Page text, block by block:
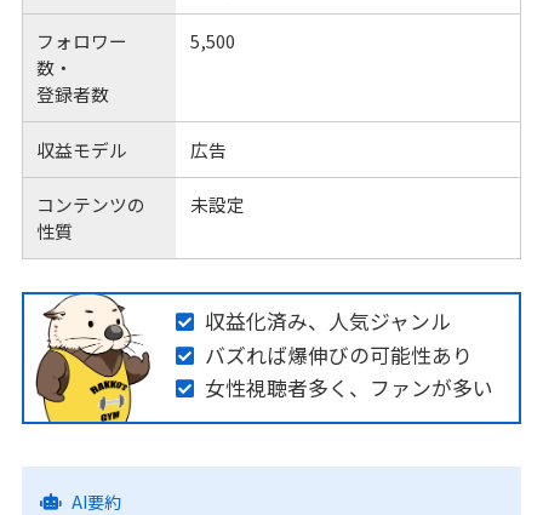
フォロワー
数・
登録者数
5,500
収益モデル 広告
コンテンツの
性質
未設定
収益化済み、人気ジャンル
バズれば爆伸びの可能性あり
女性視聴者多く、ファンが多い
AI要約